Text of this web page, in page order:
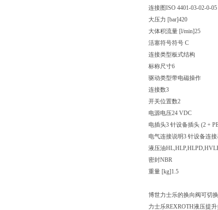
连接图ISO 4401-03-02-0-05
大压力 [bar]420
大体积流量 [l/min]25
活塞符号符号 C
连接类型板式结构
标称尺寸6
驱动类型带电磁操作
连接数3
开关位置数2
电源电压24 VDC
电插头3 针设备插头 (2 +
电气连接说明3 针设备连接
液压油
密封NBR
重量 [kg]1.5
博世力士乐的换向阀可切
力士乐REXROTH液压提